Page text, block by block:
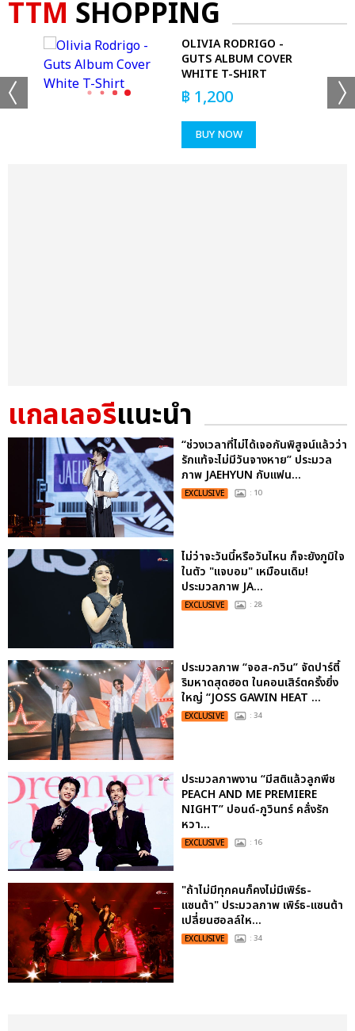
TTM SHOPPING
OLIVIA RODRIGO -
GUTS ALBUM COVER
WHITE T-SHIRT
฿ 1,200
BUY NOW
แกลเลอรีแนะนำ
“ช่วงเวลาที่ไม่ได้เจอกันพิสูจน์แล้วว่า
รักแท้จะไม่มีวันจางหาย” ประมวล
ภาพ JAEHYUN กับแฟน...
EXCLUSIVE : 10
ไม่ว่าจะวันนี้หรือวันไหน ก็จะยังภูมิใจ
ในตัว "แจบอม" เหมือนเดิม!
ประมวลภาพ JA...
EXCLUSIVE : 28
ประมวลภาพ “จอส-กวิน” จัดปาร์ตี้
ริมหาดสุดฮอต ในคอนเสิร์ตครั้งยิ่ง
ใหญ่ “JOSS GAWIN HEAT ...
EXCLUSIVE : 34
ประมวลภาพงาน “มีสติแล้วลูกพีช
PEACH AND ME PREMIERE
NIGHT” ปอนด์-ภูวินทร์ คลั่งรัก
หวา...
EXCLUSIVE : 16
"ถ้าไม่มีทุกคนก็คงไม่มีเพิร์ธ-
แซนต้า" ประมวลภาพ เพิร์ธ-แซนต้า
เปลี่ยนฮอลล์ให...
EXCLUSIVE : 34